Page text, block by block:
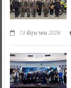
13 มิถุนายน 2026